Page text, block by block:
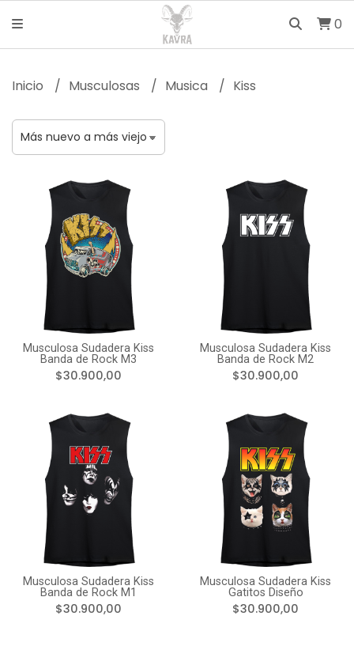
0
Inicio Musculosas Musica Kiss
Musculosa Sudadera Kiss
Banda de Rock M3
$30.900,00
Musculosa Sudadera Kiss
Banda de Rock M2
$30.900,00
Musculosa Sudadera Kiss
Banda de Rock M1
$30.900,00
Musculosa Sudadera Kiss
Gatitos Diseño
$30.900,00